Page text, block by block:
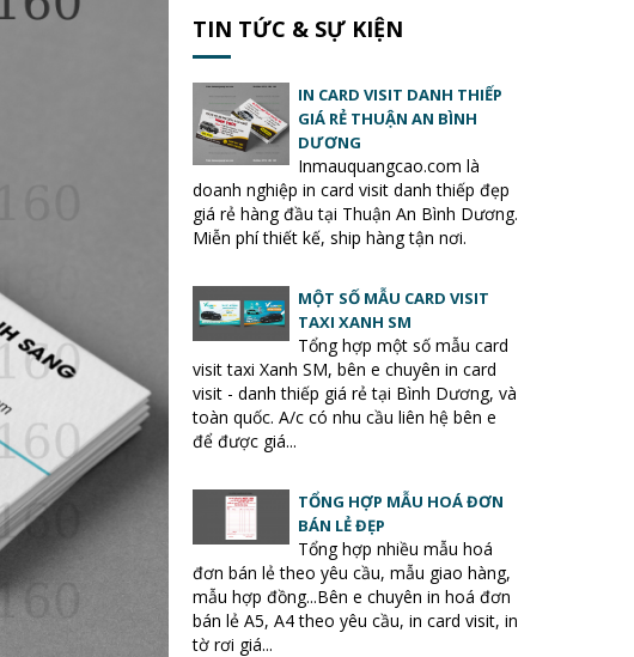
TIN TỨC & SỰ KIỆN
IN CARD VISIT DANH THIẾP
GIÁ RẺ THUẬN AN BÌNH
DƯƠNG
Inmauquangcao.com là
doanh nghiệp in card visit danh thiếp đẹp
giá rẻ hàng đầu tại Thuận An Bình Dương.
Miễn phí thiết kế, ship hàng tận nơi.
MỘT SỐ MẪU CARD VISIT
TAXI XANH SM
Tổng hợp một số mẫu card
visit taxi Xanh SM, bên e chuyên in card
visit - danh thiếp giá rẻ tại Bình Dương, và
toàn quốc. A/c có nhu cầu liên hệ bên e
để được giá...
TỔNG HỢP MẪU HOÁ ĐƠN
BÁN LẺ ĐẸP
Tổng hợp nhiều mẫu hoá
đơn bán lẻ theo yêu cầu, mẫu giao hàng,
mẫu hợp đồng...Bên e chuyên in hoá đơn
bán lẻ A5, A4 theo yêu cầu, in card visit, in
tờ rơi giá...